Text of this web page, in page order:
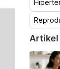
Artikel